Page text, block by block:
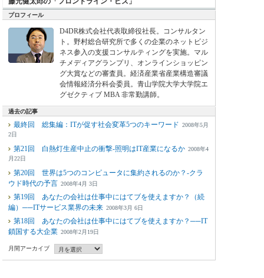
プロフィール
D4DR株式会社代表取締役社長。コンサルタン
ト。野村総合研究所で多くの企業のネットビジ
ネス参入の支援コンサルティングを実施。マル
チメディアグランプリ、オンラインショッピン
グ大賞などの審査員。経済産業省産業構造審議
会情報経済分科会委員。青山学院大学大学院エ
グゼクティブ MBA 非常勤講師。
過去の記事
最終回 総集編：ITが促す社会変革5つのキーワード 2008年5月
2日
第21回 白熱灯生産中止の衝撃-照明はIT産業になるか 2008年4
月22日
第20回 世界は5つのコンピュータに集約されるのか？-クラ
ウド時代の予言 2008年4月 3日
第19回 あなたの会社は仕事中にはてブを使えますか？（続
編）──ITサービス業界の未来 2008年3月 6日
第18回 あなたの会社は仕事中にはてブを使えますか？──IT
鎖国する大企業 2008年2月19日
月間アーカイブ